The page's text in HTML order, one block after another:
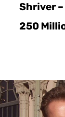
Shriver
250